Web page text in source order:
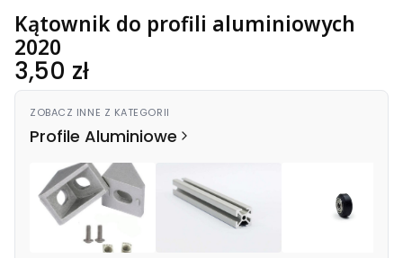
Kątownik do profili aluminiowych
2020
Cena
3,50 zł
ZOBACZ INNE Z KATEGORII
Profile Aluminiowe